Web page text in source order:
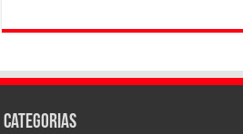
Categorias